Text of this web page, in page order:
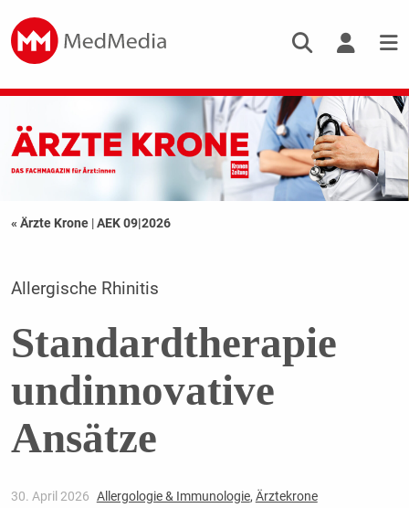
« Ärzte Krone |AEK 09|2026
Allergische Rhinitis
Standardtherapie
undinnovative
Ansätze
30. April 2026 Allergologie & Immunologie, Ärztekrone